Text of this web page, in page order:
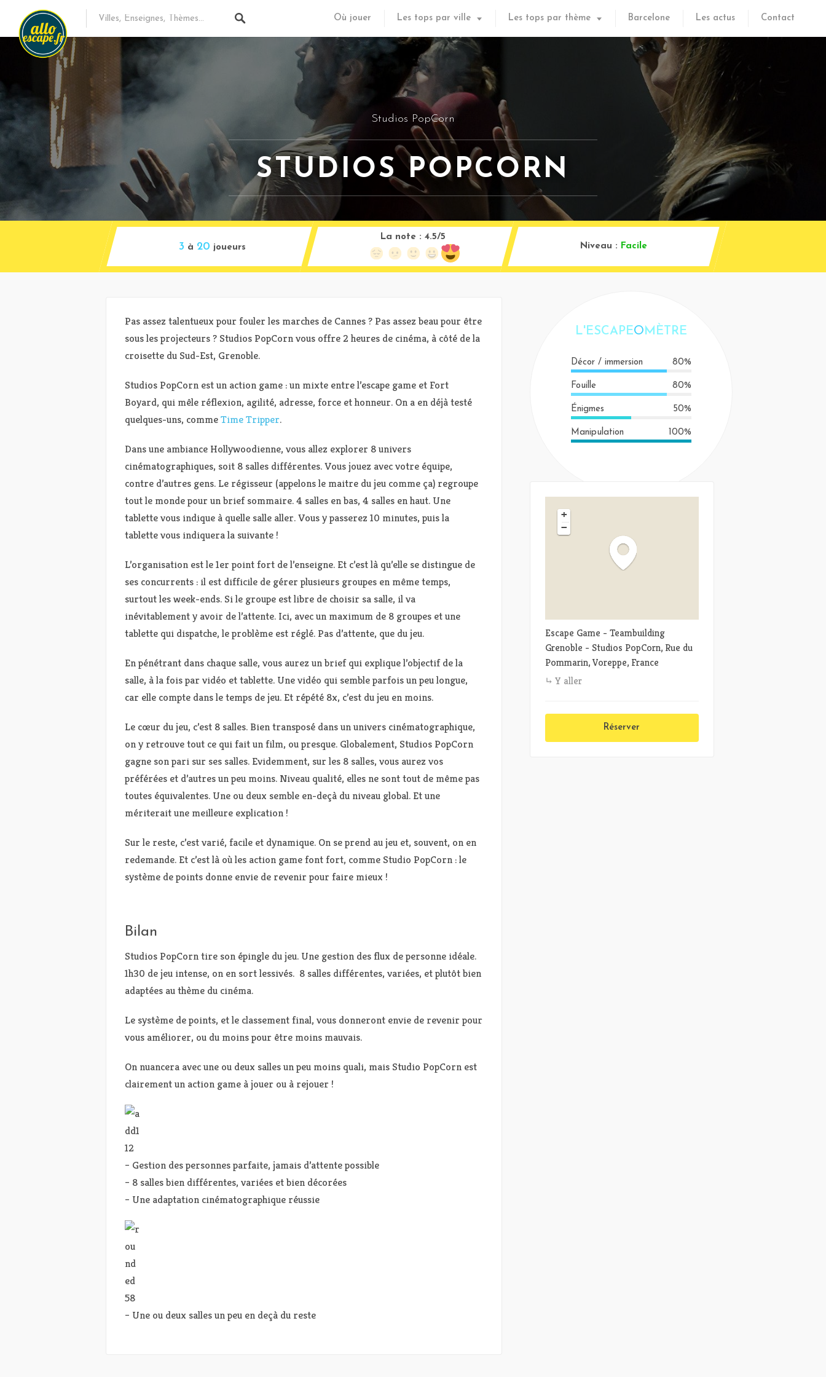
Où jouer Les tops par ville Les tops par thème Barcelone Les actus Contact
Studios PopCorn
STUDIOS POPCORN
3 à 20 joueurs
La note : 4.5/5
Niveau : Facile
Pas assez talentueux pour fouler les marches de Cannes ? Pas assez beau pour être
sous les projecteurs ? Studios PopCorn vous offre 2 heures de cinéma, à côté de la
croisette du Sud-Est, Grenoble.
Studios PopCorn est un action game : un mixte entre l’escape game et Fort
Boyard, qui mêle réflexion, agilité, adresse, force et honneur. On a en déjà testé
quelques-uns, commeTime Tripper.
Dans une ambiance Hollywoodienne, vous allez explorer 8 univers
cinématographiques, soit 8 salles différentes. Vous jouez avec votre équipe,
contre d’autres gens. Le régisseur (appelons le maitre du jeu comme ça) regroupe
tout le monde pour un brief sommaire. 4 salles en bas, 4 salles en haut. Une
tablette vous indique à quelle salle aller. Vous y passerez 10 minutes, puis la
tablette vous indiquera la suivante !
L’organisation est le 1er point fort de l’enseigne. Et c’est là qu’elle se distingue de
ses concurrents : il est difficile de gérer plusieurs groupes en même temps,
surtout les week-ends. Si le groupe est libre de choisir sa salle, il va
inévitablement y avoir de l’attente. Ici, avec un maximum de 8 groupes et une
tablette qui dispatche, le problème est réglé. Pas d’attente, que du jeu.
En pénétrant dans chaque salle, vous aurez un brief qui explique l’objectif de la
salle, à la fois par vidéo et tablette. Une vidéo qui semble parfois un peu longue,
car elle compte dans le temps de jeu. Et répété 8x, c’est du jeu en moins.
Le cœur du jeu, c’est 8 salles. Bien transposé dans un univers cinématographique,
on y retrouve tout ce qui fait un film, ou presque. Globalement, Studios PopCorn
gagne son pari sur ses salles. Evidemment, sur les 8 salles, vous aurez vos
préférées et d’autres un peu moins. Niveau qualité, elles ne sont tout de même pas
toutes équivalentes. Une ou deux semble en-deçà du niveau global. Et une
mériterait une meilleure explication !
Sur le reste, c’est varié, facile et dynamique. On se prend au jeu et, souvent, on en
redemande. Et c’est là où les action game font fort, comme Studio PopCorn : le
système de points donne envie de revenir pour faire mieux !
Bilan
Studios PopCorn tire son épingle du jeu. Une gestion des flux de personne idéale.
1h30 de jeu intense, on en sort lessivés. 8 salles différentes, variées, et plutôt bien
adaptées au thème du cinéma.
Le système de points, et le classement final, vous donneront envie de revenir pour
vous améliorer, ou du moins pour être moins mauvais.
On nuancera avec une ou deux salles un peu moins quali, mais Studio PopCorn est
clairement un action game à jouer ou à rejouer !
– Gestion des personnes parfaite, jamais d’attente possible
– 8 salles bien différentes, variées et bien décorées
– Une adaptation cinématographique réussie
– Une ou deux salles un peu en deçà du reste
L'ESCAPEOMÈTRE
Décor / immersion 80%
Fouille 80%
Énigmes 50%
Manipulation 100%
+
−
Escape Game - Teambuilding
Grenoble - Studios PopCorn, Rue du
Pommarin, Voreppe, France
Y aller
Réserver